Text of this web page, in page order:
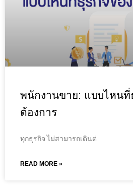
พนักงานขาย: แบบไหน
ต้องการ
ทุกธุรกิจ ไม่สามารถเดินต่
READ MORE »